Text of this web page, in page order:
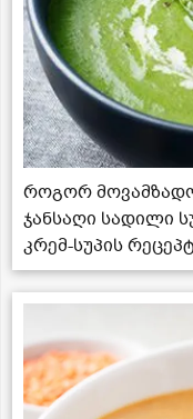
როგორ
ჯანსაღი სადილი
კრემ-სუპის